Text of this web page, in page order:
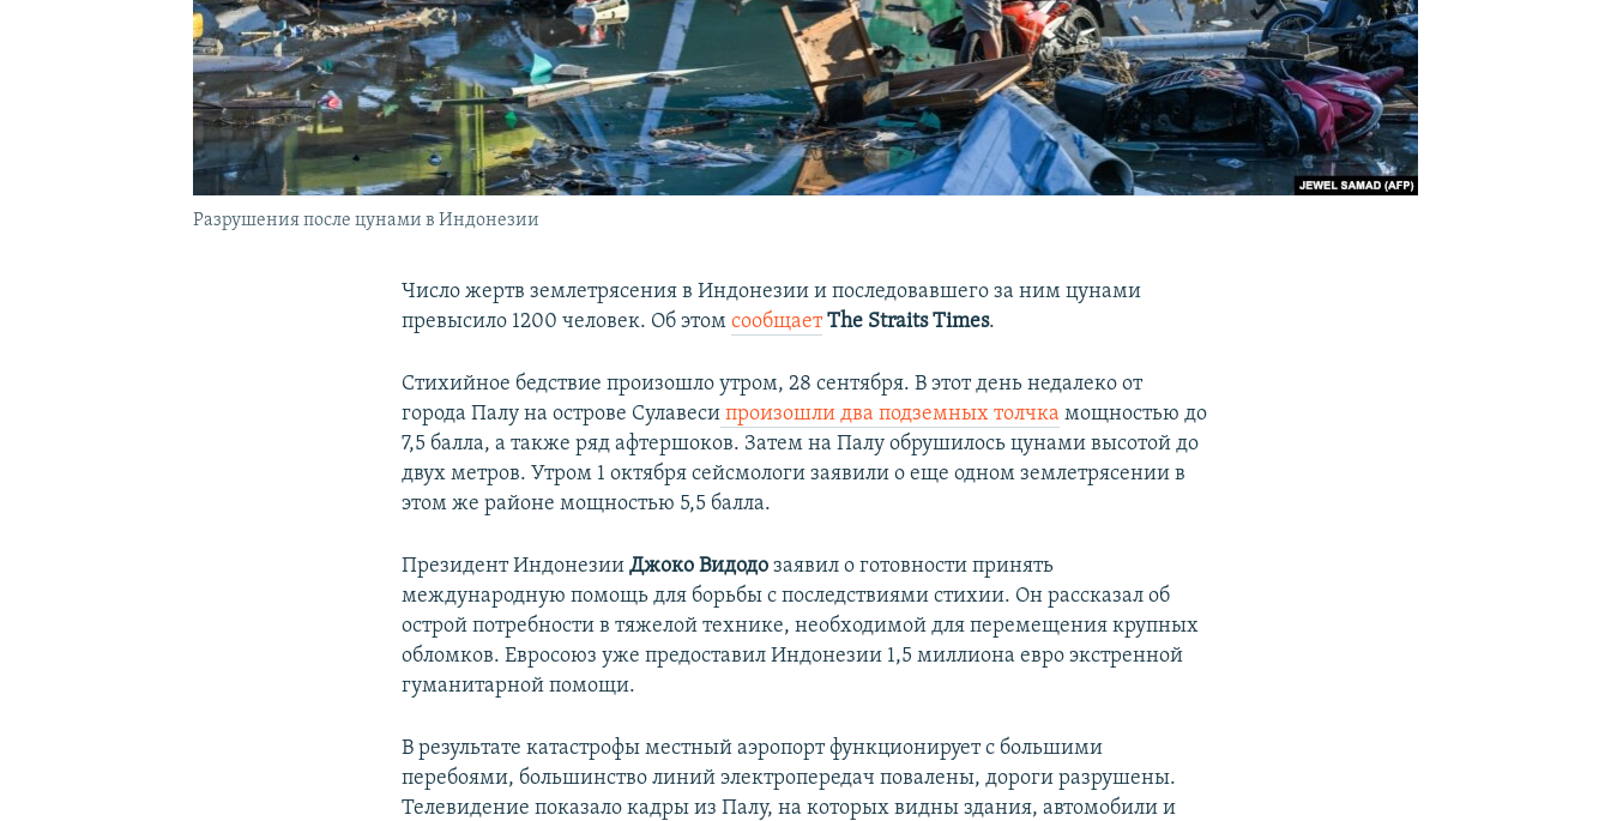
Разрушения после цунами в Индонезии
Число жертв землетрясения в Индонезии и последовавшего за ним цунами
превысило 1200 человек. Об этомсообщает The Straits Times.
Стихийное бедствие произошло утром, 28 сентября. В этот день недалеко от
города Палу на острове Сулавеси произошли два подземных толчка мощностью до
7,5 балла, а также ряд афтершоков. Затем на Палу обрушилось цунами высотой до
двух метров. Утром 1 октября сейсмологи заявили о еще одном землетрясении в
этом же районе мощностью 5,5 балла.
Президент ИндонезииДжоко Видодо заявил о готовности принять
международную помощь для борьбы с последствиями стихии. Он рассказал об
острой потребности в тяжелой технике, необходимой для перемещения крупных
обломков. Евросоюз уже предоставил Индонезии 1,5 миллиона евро экстренной
гуманитарной помощи.
В результате катастрофы местный аэропорт функционирует с большими
перебоями, большинство линий электропередач повалены, дороги разрушены.
Телевидение показало кадры из Палу, на которых видны здания, автомобили и